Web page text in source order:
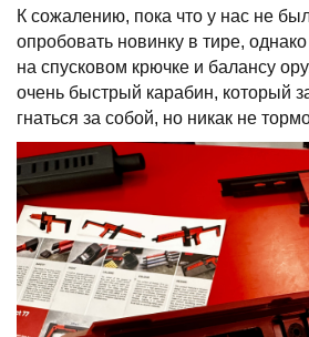
К сожалению, пока что у нас не
опробовать новинку в тире,
на спусковом крючке и балансу
очень быстрый карабин, который
гнаться за собой, но никак не